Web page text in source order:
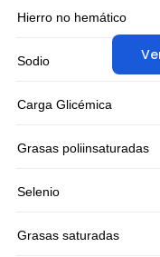
Hierro no hemático
Sodio
Carga Glicémica
Grasas poliinsaturadas
Selenio
Grasas saturadas